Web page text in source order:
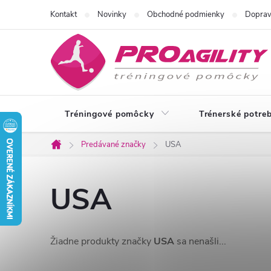
Kontakt Novinky Obchodné podmienky
Tréningové pomôcky Trénerské
Domov
Predávané značky USA
USA
Žiadne produkty značky USA sa nenašli...